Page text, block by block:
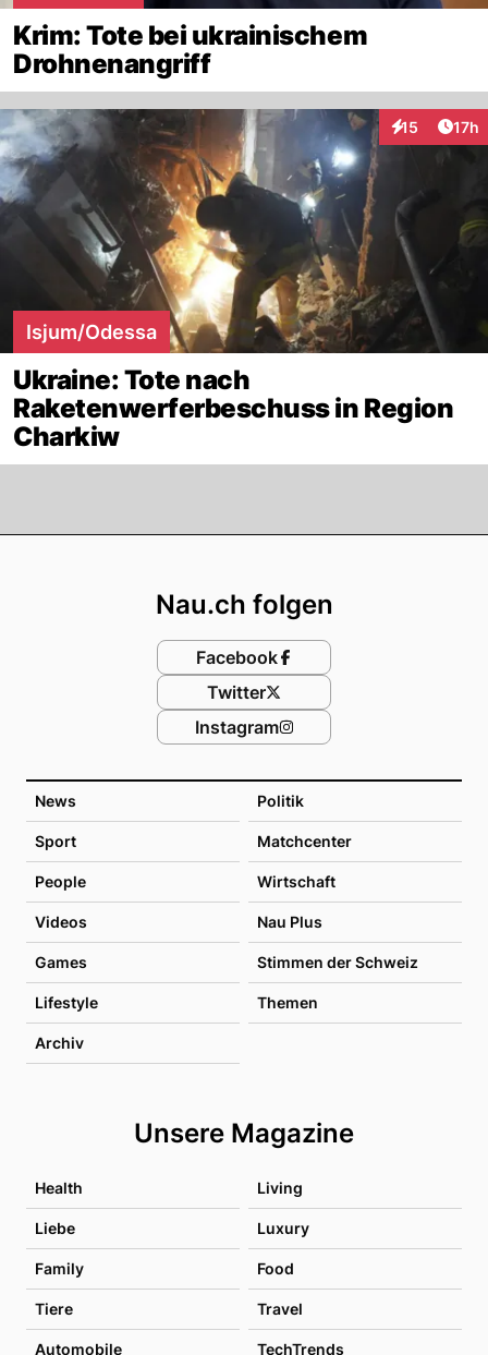
Krim: Tote bei ukrainischem
Drohnenangriff
15
Interaktionen
17h
Isjum/Odessa
Ukraine: Tote nach
Raketenwerferbeschuss in Region
Charkiw
News Politik
Sport Matchcenter
People Wirtschaft
Videos Nau Plus
Games Stimmen der Schweiz
Lifestyle Themen
Archiv
Unsere Magazine
Health Living
Liebe Luxury
Family Food
Tiere Travel
Automobile TechTrends
Nau.ch folgen
Facebook
Twitter
Instagram